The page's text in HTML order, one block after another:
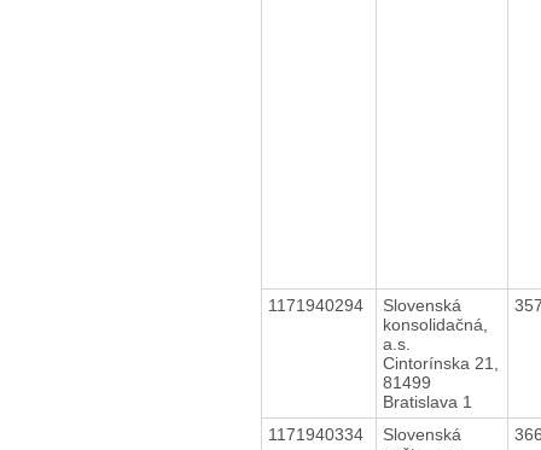
1171940294
Slovenská
konsolidačná,
a.s.
Cintorínska 21,
81499
Bratislava 1
1171940334
Slovenská